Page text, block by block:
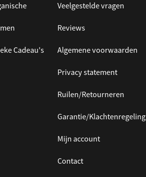
Cadeau's
Veelgestelde vragen
Reviews
Algemene voorwaarden
Privacy statement
Ruilen/Retourneren
Garantie/Klachtenregeling
Mijn account
Contact